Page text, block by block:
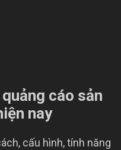
cáo sản
nay
cấu hình, tính năng